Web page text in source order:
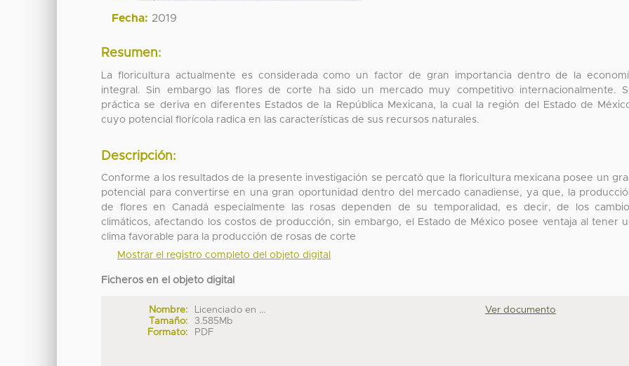
Fecha: 2019
Resumen:
La floricultura actualmente es considerada como un factor de gran importancia dentro de la
integral. Sin embargo las flores de corte ha sido un mercado muy competitivo internacionalmente.
práctica se deriva en diferentes Estados de la República Mexicana, la cual la región del Estado de
cuyo potencial florícola radica en las características de sus recursos naturales.
Descripción:
Conforme a los resultados de la presente investigación se percató que la floricultura mexicana posee un
potencial para convertirse en una gran oportunidad dentro del mercado canadiense, ya que, la
de flores en Canadá especialmente las rosas dependen de su temporalidad, es decir, de los
climáticos, afectando los costos de producción, sin embargo, el Estado de México posee ventaja al tener
clima favorable para la producción de rosas de corte
Mostrar el registro completo del objeto digital
Ficheros en el objeto digital
Nombre:
Licenciado en ...
Tamaño:
3.585Mb
Formato:
PDF
Ver documento